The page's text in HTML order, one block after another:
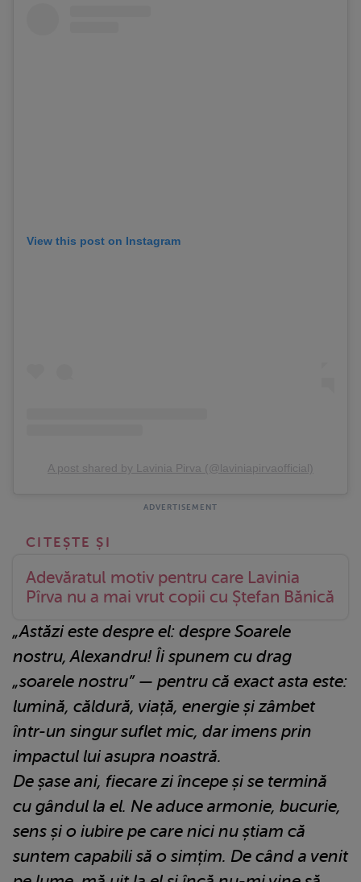
View this post on Instagram
A post shared by Lavinia Pirva (@laviniapirvaofficial)
Adevăratul motiv pentru care Lavinia
Pîrva nu a mai vrut copii cu Ștefan Bănică
„Astăzi este despre el: despre Soarele
nostru, Alexandru! Îi spunem cu drag
„soarele nostru” — pentru că exact asta este:
lumină, căldură, viață, energie și zâmbet
într-un singur suflet mic, dar imens prin
impactul lui asupra noastră.
De șase ani, fiecare zi începe și se termină
cu gândul la el. Ne aduce armonie, bucurie,
sens și o iubire pe care nici nu știam că
suntem capabili să o simțim. De când a venit